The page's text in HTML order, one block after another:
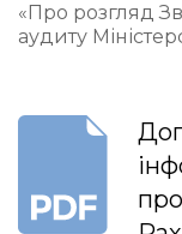
«Про розгляд
аудиту